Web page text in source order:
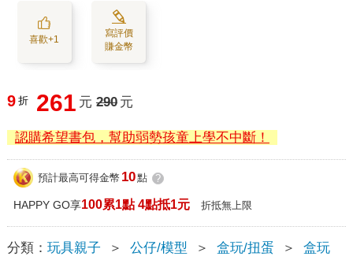
喜歡+1
寫評價
賺金幣
9 折 261 元 290 元
認購希望書包，幫助弱勢孩童上學不中斷！
預計最高可得金幣 10點 ?
HAPPY GO享100累1點 4點抵1元 折抵無上限
分類： 玩具親子 ＞ 公仔/模型 ＞ 盒玩/扭蛋 ＞ 盒玩